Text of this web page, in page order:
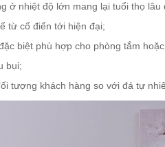
ở nhiệt độ lớn mang lại tuổi thọ lâu
từ cổ điển tới hiện đại;
biệt phù hợp cho phòng tắm
bụi;
tượng khách hàng so với đá tự